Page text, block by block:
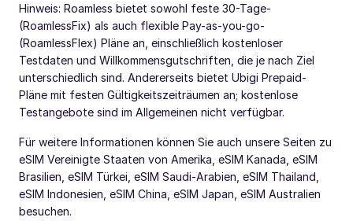
Hinweis: Roamless bietet sowohl feste 30-Tage-
(RoamlessFix) als auch flexible Pay-as-you-go-
(RoamlessFlex) Pläne an, einschließlich kostenloser
Testdaten und Willkommensgutschriften, die je nach Ziel
unterschiedlich sind. Andererseits bietet Ubigi Prepaid-
Pläne mit festen Gültigkeitszeiträumen an; kostenlose
Testangebote sind im Allgemeinen nicht verfügbar.
Für weitere Informationen können Sie auch unsere Seiten zu
eSIM Vereinigte Staaten von Amerika, eSIM Kanada, eSIM
Brasilien, eSIM Türkei, eSIM Saudi-Arabien, eSIM Thailand,
eSIM Indonesien, eSIM China, eSIM Japan, eSIM Australien
besuchen.